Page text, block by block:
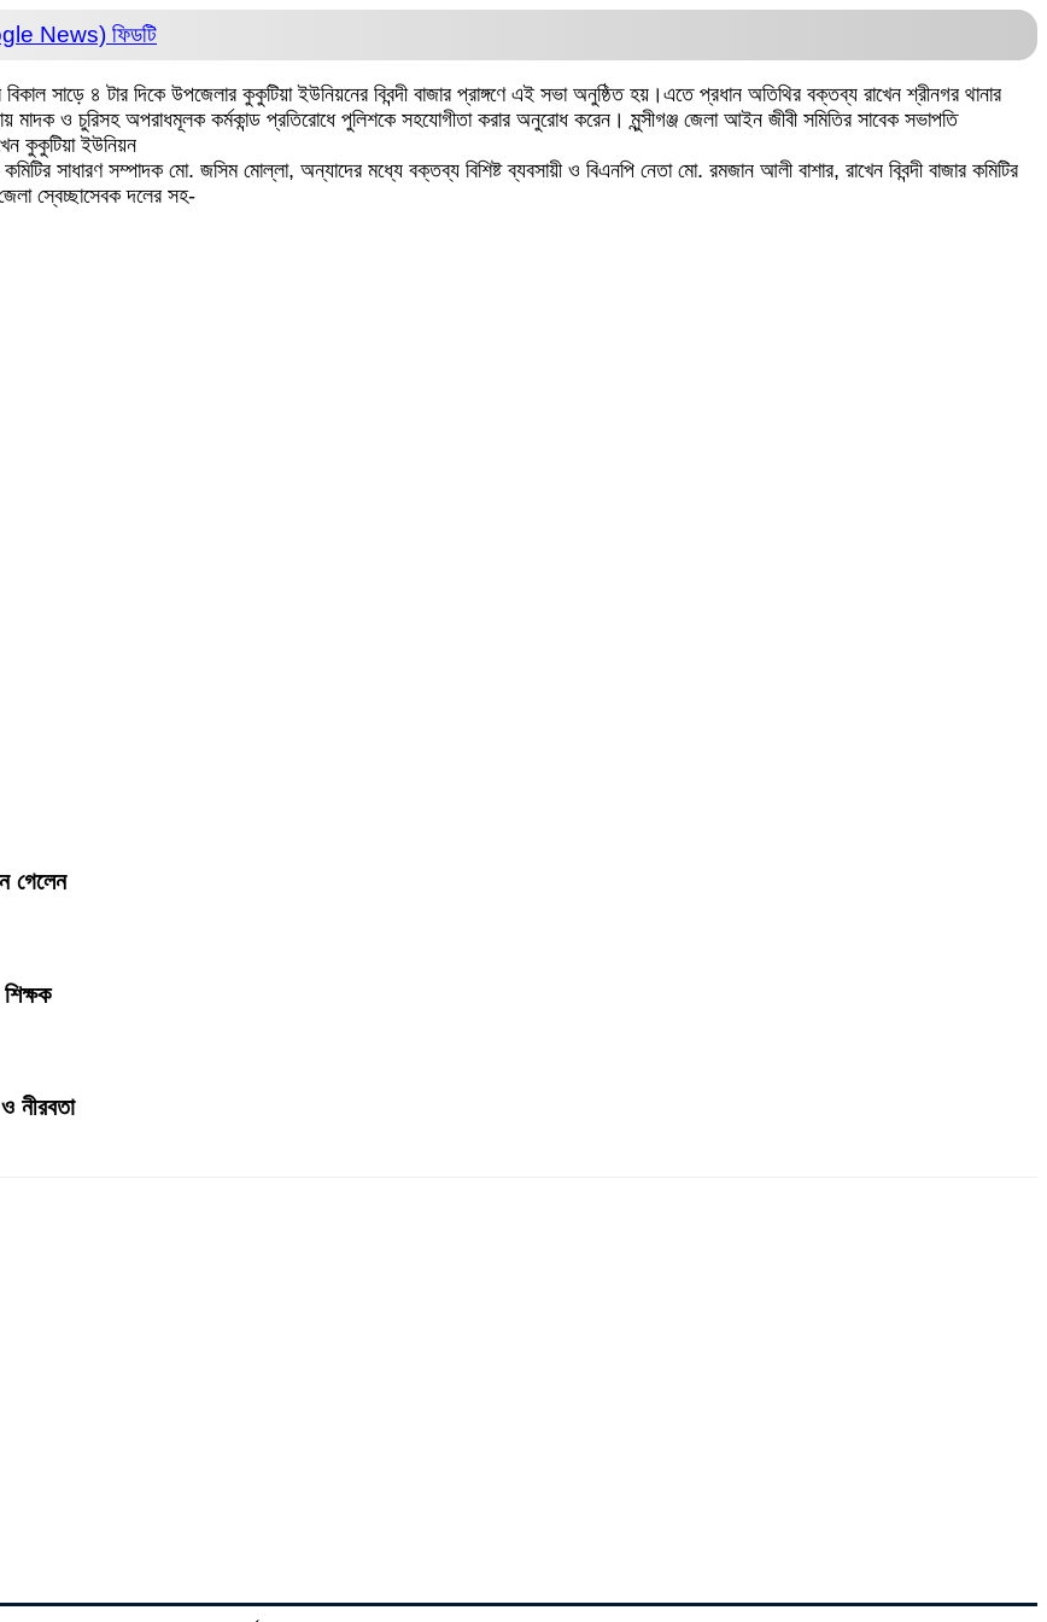
News) ফিডটি
সাড়ে ৪ টার দিকে উপজেলার কুকুটিয়া ইউনিয়নের বিবন্দী বাজার প্রাঙ্গণে এই সভা অনুষ্ঠিত হয়।এতে প্রধান অতিথির বক্তব্য রাখেন শ্রীনগর থানার
মাদক ও চুরিসহ অপরাধমূলক কর্মকান্ড প্রতিরোধে পুলিশকে সহযোগীতা করার অনুরোধ করেন। মুন্সীগঞ্জ জেলা আইন জীবী সমিতির সাবেক সভাপতি
কুকুটিয়া ইউনিয়ন
সাধারণ সম্পাদক মো. জসিম মোল্লা, অন্যাদের মধ্যে বক্তব্য বিশিষ্ট ব্যবসায়ী ও বিএনপি নেতা মো. রমজান আলী বাশার, রাখেন বিবন্দী বাজার কমিটির
স্বেচ্ছাসেবক দলের সহ-
গেলেন
নীরবতা